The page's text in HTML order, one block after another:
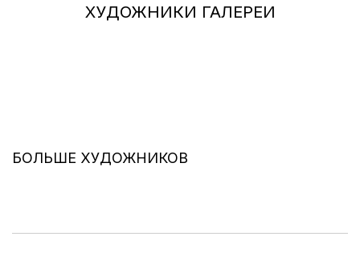
ХУДОЖНИКИ ГАЛЕРЕИ
БОЛЬШЕ ХУДОЖНИКОВ